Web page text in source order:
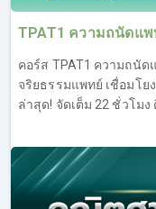
TPAT1 ความถนัดแ
คอร์ส TPAT1 ความถนั
จริยธรรมแพทย์ เชื่อมโย
ล่าสุด! จัดเต็ม 22 ชั่วโม